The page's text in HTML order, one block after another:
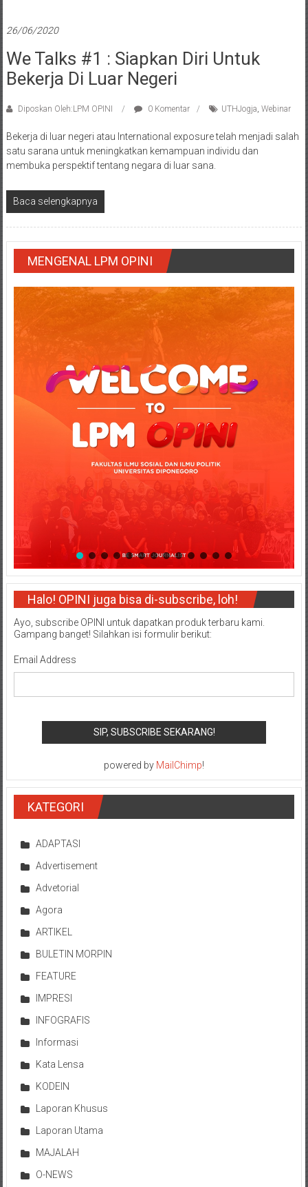
26/06/2020
We Talks #1 : Siapkan Diri Untuk
Bekerja Di Luar Negeri
Diposkan Oleh:LPM OPINI 0 Komentar UTHJogja, Webinar
Bekerja di luar negeri atau International exposure telah menjadi salah
satu sarana untuk meningkatkan kemampuan individu dan
membuka perspektif tentang negara di luar sana.
Baca selengkapnya
MENGENAL LPM OPINI
Halo! OPINI juga bisa di-subscribe, loh!
Ayo, subscribe OPINI untuk dapatkan produk terbaru kami.
Gampang banget! Silahkan isi formulir berikut:
Email Address
powered by MailChimp!
KATEGORI
ADAPTASI
Advertisement
Advetorial
Agora
ARTIKEL
BULETIN MORPIN
FEATURE
IMPRESI
INFOGRAFIS
Informasi
Kata Lensa
KODEIN
Laporan Khusus
Laporan Utama
MAJALAH
O-NEWS